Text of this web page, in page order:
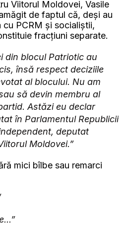
Viitorul Moldovei, Vasile
de faptul că, deși au
PCRM și socialiștii,
fracțiuni separate.
din blocul Patriotic au
însă respect deciziile
al blocului. Nu am
să devin membru al
Astăzi eu declar
în Parlamentul Republicii
deputat
Moldovei.”
mici bîlbe sau remarci